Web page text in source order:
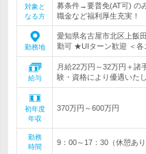
対象と
なる方
募条件→要普免(AT可) の
職金など福利厚生充実！
勤務地
愛知県名古屋市北区上飯
勤可 ★UIターン歓迎 ＜各
給与
月給22万円～32万円＋
験・資格により優遇いた
初年度
年収
370万円～600万円
勤務
時間
9：00～17：30（休憩あ